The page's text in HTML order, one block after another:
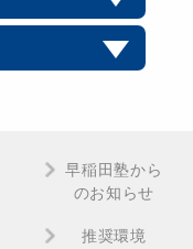
早稲田塾から
のお知らせ
推奨環境